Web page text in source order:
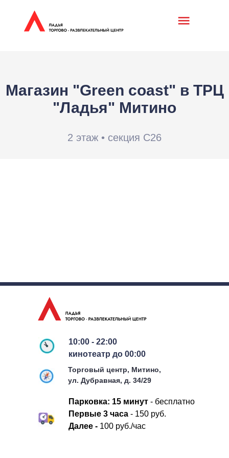
Магазин "Green coast" в ТРЦ
"Ладья" Митино
2 этаж • секция С26
Торговый центр, Митино,
ул. Дубравная, д. 34/29
10:00 - 22:00
кинотеатр до 00:00
Парковка: 15 минут - бесплатно
Первые 3 часа - 150 руб.
Далее - 100 руб./час